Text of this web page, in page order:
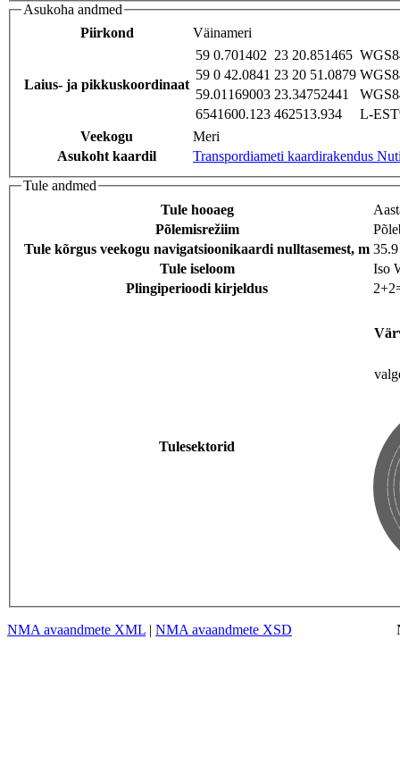
Asukoha andmed
Piirkond
Väinameri
Laius- ja pikkuskoordinaat
59 0.701402 23 20.851465
59 0 42.0841 23 20 51.0879
59.01169003 23.34752441
6541600.123 462513.934
L-
Veekogu
Meri
Asukoht kaardil
Transpordiameti kaardirakendus
Tule andmed
Tule hooaeg
Põlemisrežiim
Tule kõrgus veekogu navigatsioonikaardi nulltasemest, m 35.9
Tule iseloom
Iso
Plingiperioodi kirjeldus
Tulesektorid
NMA avaandmete XML | NMA avaandmete XSD